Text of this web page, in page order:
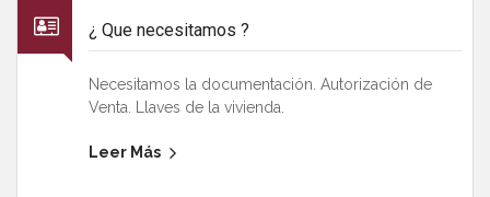
¿ Que necesitamos ?
Necesitamos la documentación. Autorización de
Venta. Llaves de la vivienda.
Leer Más